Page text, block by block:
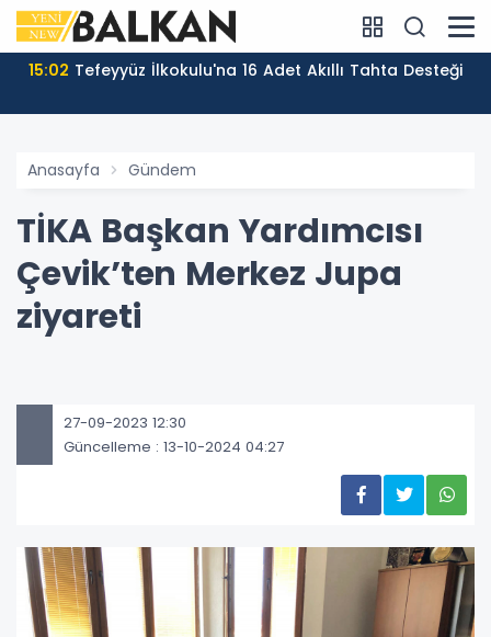
15:02 Tefeyyüz İlkokulu'na 16 Adet Akıllı Tahta Desteği
Anasayfa Gündem
TİKA Başkan Yardımcısı
Çevik’ten Merkez Jupa
ziyareti
27-09-2023 12:30
Güncelleme : 13-10-2024 04:27